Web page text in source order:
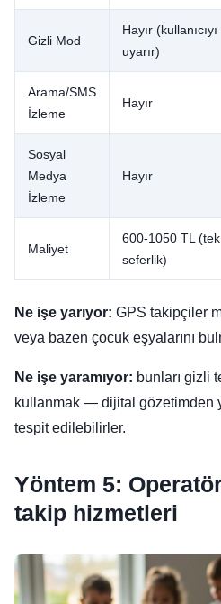
Gizli Mod
Hayır (kullanıcıyı
uyarır)
Arama/SMS
İzleme
Hayır
Sosyal
Medya
İzleme
Hayır
Maliyet
600-1050 TL (tek
seferlik)
Ne işe yarıyor: GPS takipçiler
veya bazen çocuk eşyalarını
Ne işe yaramıyor: bunları gizli
kullanmak — dijital gözetimden
tespit edilebilirler.
Yöntem 5:
takip hizmetleri